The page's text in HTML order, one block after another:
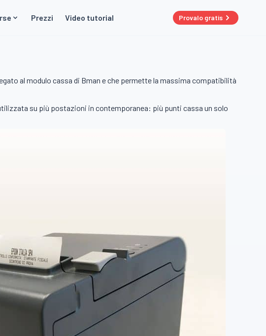
Prezzi Video tutorial Provalo gratis
al modulo cassa di Bman e che permette la massima compatibilità
su più postazioni in contemporanea: più punti cassa un solo